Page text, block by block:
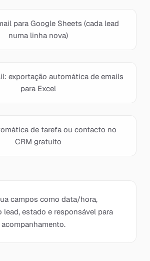
para Google Sheets (cada lead
numa linha nova)
exportação automática de emails
para Excel
de tarefa ou contacto no
CRM gratuito
campos como data/hora,
lead, estado e responsável para